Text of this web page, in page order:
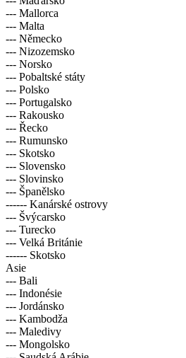
--- Mallorca
--- Malta
--- Německo
--- Nizozemsko
--- Norsko
--- Pobaltské státy
--- Polsko
--- Portugalsko
--- Rakousko
--- Řecko
--- Rumunsko
--- Skotsko
--- Slovensko
--- Slovinsko
--- Španělsko
------ Kanárské ostrovy
--- Švýcarsko
--- Turecko
--- Velká Británie
------ Skotsko
Asie
--- Bali
--- Indonésie
--- Jordánsko
--- Kambodža
--- Maledivy
--- Mongolsko